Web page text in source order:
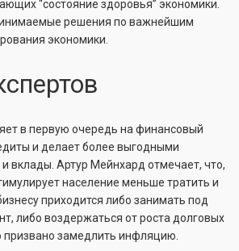
“состояние здоровья” экономики.
решения по важнейшим
экономики.
в первую очередь на финансовый
и делает более выгодными
вклады. Артур Мейнхард отмечает, что,
население меньше тратить и
приходится либо занимать под
либо воздержаться от роста долговых
призвано замедлить инфляцию.